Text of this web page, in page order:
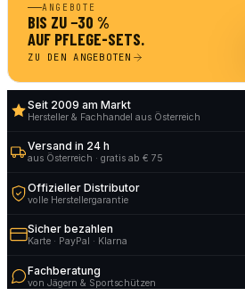
ANGEBOTE
BIS ZU −30 %
AUF PFLEGE-SETS.
ZU DEN ANGEBOTEN
Seit 2009 am Markt
Hersteller & Fachhandel aus Österreich
Versand in 24 h
aus Österreich · gratis ab € 75
Offizieller Distributor
volle Herstellergarantie
Sicher bezahlen
Karte · PayPal · Klarna
Fachberatung
von Jägern & Sportschützen